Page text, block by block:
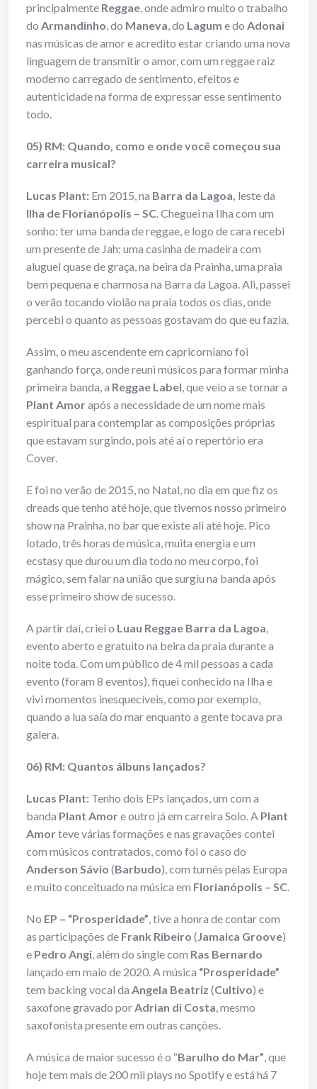
principalmente Reggae, onde admiro muito o trabalho
do Armandinho, do Maneva, do Lagum e do Adonai
nas músicas de amor e acredito estar criando uma nova
linguagem de transmitir o amor, com um reggae raiz
moderno carregado de sentimento, efeitos e
autenticidade na forma de expressar esse sentimento
todo.
05) RM: Quando, como e onde você começou sua
carreira musical?
Lucas Plant: Em 2015, na Barra da Lagoa, leste da
Ilha de Florianópolis – SC. Cheguei na Ilha com um
sonho: ter uma banda de reggae, e logo de cara recebi
um presente de Jah: uma casinha de madeira com
aluguel quase de graça, na beira da Prainha, uma praia
bem pequena e charmosa na Barra da Lagoa. Ali, passei
o verão tocando violão na praia todos os dias, onde
percebi o quanto as pessoas gostavam do que eu fazia.
Assim, o meu ascendente em capricorniano foi
ganhando força, onde reuni músicos para formar minha
primeira banda, a Reggae Label, que veio a se tornar a
Plant Amorapós a necessidade de um nome mais
espiritual para contemplar as composições próprias
que estavam surgindo, pois até aí o repertório era
Cover.
E foi no verão de 2015, no Natal, no dia em que fiz os
dreads que tenho até hoje, que tivemos nosso primeiro
show na Prainha, no bar que existe ali até hoje. Pico
lotado, três horas de música, muita energia e um
ecstasy que durou um dia todo no meu corpo, foi
mágico, sem falar na união que surgiu na banda após
esse primeiro show de sucesso.
A partir daí, criei o Luau Reggae Barra da Lagoa,
evento aberto e gratuito na beira da praia durante a
noite toda. Com um público de 4 mil pessoas a cada
evento (foram 8 eventos), fiquei conhecido na Ilha e
vivi momentos inesquecíveis, como por exemplo,
quando a lua saía do mar enquanto a gente tocava pra
galera.
06) RM: Quantos álbuns lançados?
Lucas Plant: Tenho dois EPs lançados, um com a
banda Plant Amore outro já em carreira Solo. A Plant
Amorteve várias formações e nas gravações contei
com músicos contratados, como foi o caso do
Anderson Sávio (Barbudo), com turnês pelas Europa
e muito conceituado na música em Florianópolis – SC.
No EP – “Prosperidade”, tive a honra de contar com
as participações de Frank Ribeiro (Jamaica Groove)
e Pedro Angi, além do single com Ras Bernardo
lançado em maio de 2020. A música “Prosperidade”
tem backing vocal da Angela Beatriz (Cultivo) e
saxofone gravado porAdrian di Costa, mesmo
saxofonista presente em outras canções.
A música de maior sucesso é o “Barulho do Mar”, que
hoje tem mais de 200 mil plays no Spotify e está há 7